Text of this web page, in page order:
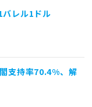
レル1ドル
支持率70.4%、解